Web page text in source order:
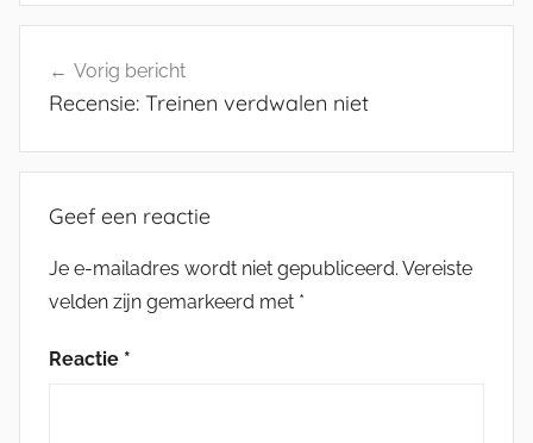
navigatie
Vorig bericht
Recensie: Treinen verdwalen niet
Geef een reactie
Je e-mailadres wordt niet gepubliceerd. Vereiste
velden zijn gemarkeerd met *
Reactie *